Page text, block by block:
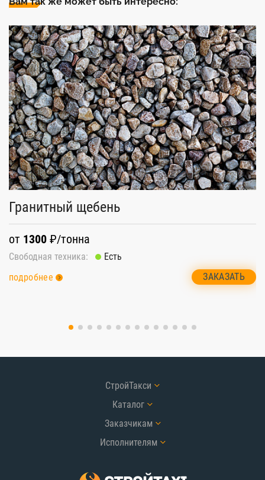
Гранитный щебень
от 1300 ₽/тонна
Свободная техника:
Есть
подробнее
ЗАКАЗАТЬ
СтройТакси
Каталог
Заказчикам
Исполнителям